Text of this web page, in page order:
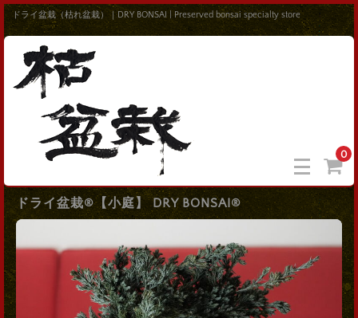
ドライ盆栽（枯れ盆栽）｜DRY BONSAI | Preserved bonsai specialty store
0
ドライ盆栽®【小庭】 DRY BONSAI®